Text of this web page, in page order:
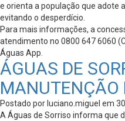
e orienta a população que adote
evitando o desperdício.
Para mais informações, a
atendimento no 0800 647 6060
Águas App.
ÁGUAS DE
MANUTENÇÃO
Postado por luciano.miguel em
A Águas de Sorriso informa que